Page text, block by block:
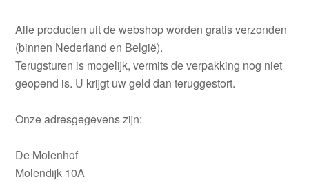
Alle producten uit de webshop worden gratis verzonden
(binnen Nederland en België).
Terugsturen is mogelijk, vermits de verpakking nog niet
geopend is. U krijgt uw geld dan teruggestort.
Onze adresgegevens zijn:
De Molenhof
Molendijk 10A